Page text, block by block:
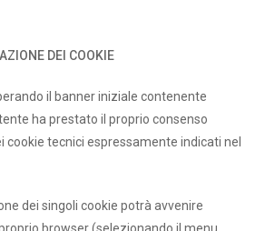
DEI COOKIE
il banner iniziale contenente
ha prestato il proprio consenso
cookie tecnici espressamente indicati nel
dei singoli cookie potrà avvenire
browser (selezionando il menu